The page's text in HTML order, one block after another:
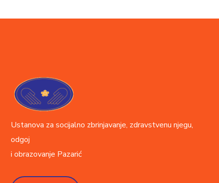
Ustanova za socijalno zbrinjavanje, zdravstvenu njegu,
odgoj
i obrazovanje Pazarić